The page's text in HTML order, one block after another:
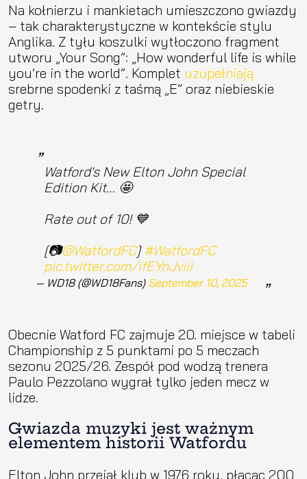
Na kołnierzu i mankietach umieszczono gwiazdy
– tak charakterystyczne w kontekście stylu
Anglika. Z tyłu koszulki wytłoczono fragment
utworu „Your Song”: „How wonderful life is while
you’re in the world”. Komplet uzupełniają
srebrne spodenki z taśmą „E” oraz niebieskie
getry.
Watford's New Elton John Special
Edition Kit… 🤩
Rate out of 10! 💙
[📷@WatfordFC] #WatfordFC
pic.twitter.com/ifEYnJviii
— WD18 (@WD18Fans) September 10, 2025
Obecnie Watford FC zajmuje 20. miejsce w tabeli
Championship z 5 punktami po 5 meczach
sezonu 2025/26. Zespół pod wodzą trenera
Paulo Pezzolano wygrał tylko jeden mecz w
lidze.
Gwiazda muzyki jest ważnym
elementem historii Watfordu
Elton John przejął klub w 1976 roku, płacąc 200